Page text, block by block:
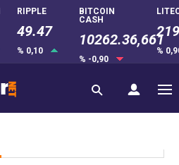
RIPPLE
49.47
% 0,10
BITCOIN
CASH
10262.36,661
% -0,90
%